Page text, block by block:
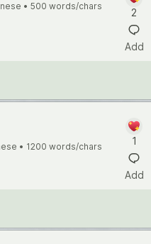
• 500 words/chars
2
Add
• 1200 words/chars 1
Add